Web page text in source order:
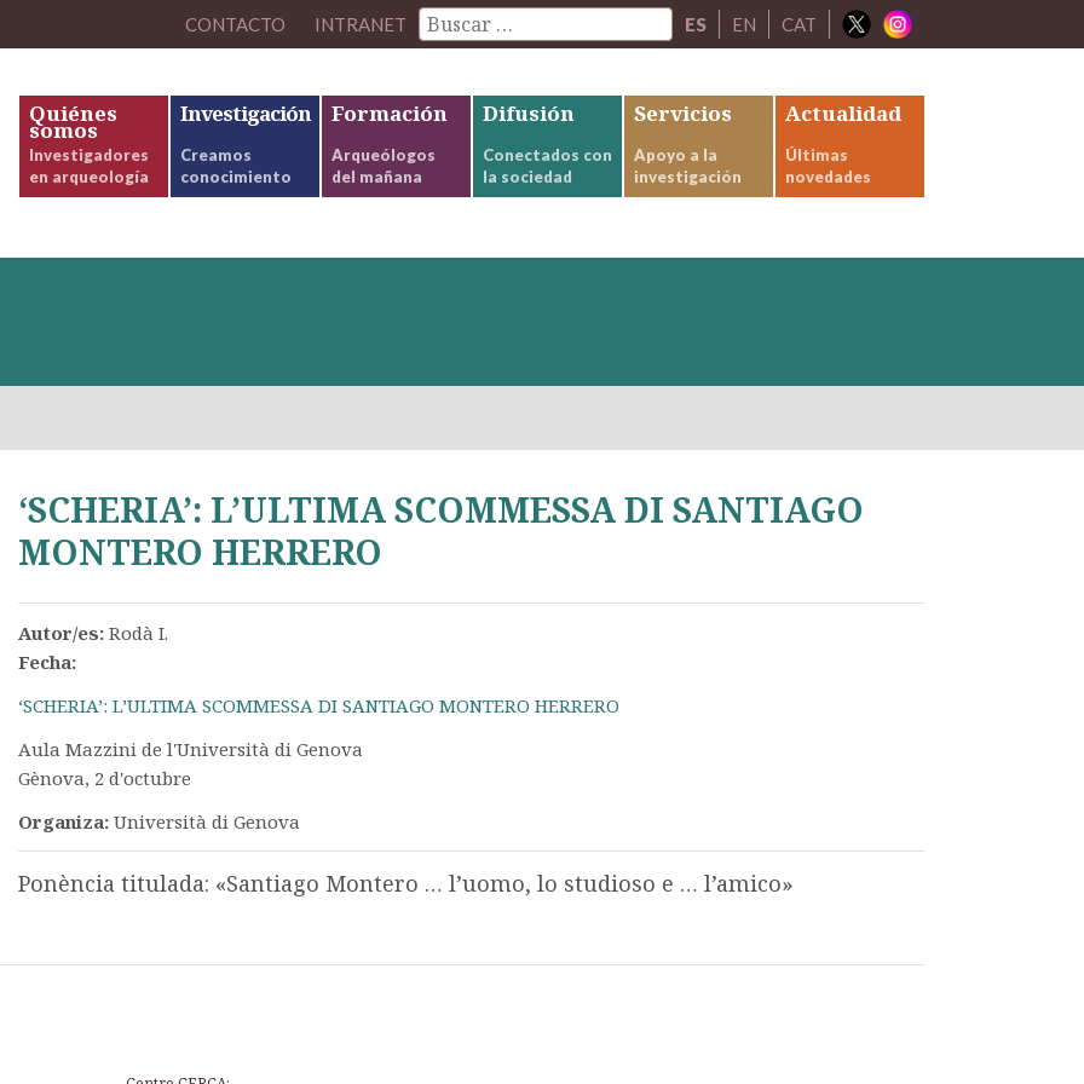
CONTACTO INTRANET ES EN CAT
Quiénes
somos
Investigadores
en arqueología
Investigación
Creamos
conocimiento
Formación
Arqueólogos
del mañana
Difusión
Conectados con
la sociedad
Servicios
Apoyo a la
investigación
Actualidad
Últimas
novedades
‘SCHERIA’: L’ULTIMA SCOMMESSA DI SANTIAGO
MONTERO HERRERO
Autor/es: Rodà I.
Fecha:
‘SCHERIA’: L’ULTIMA SCOMMESSA DI SANTIAGO MONTERO HERRERO
Aula Mazzini de l'Università di Genova
Gènova, 2 d'octubre
Organiza: Università di Genova
Ponència titulada: «Santiago Montero … l’uomo, lo studioso e … l’amico»